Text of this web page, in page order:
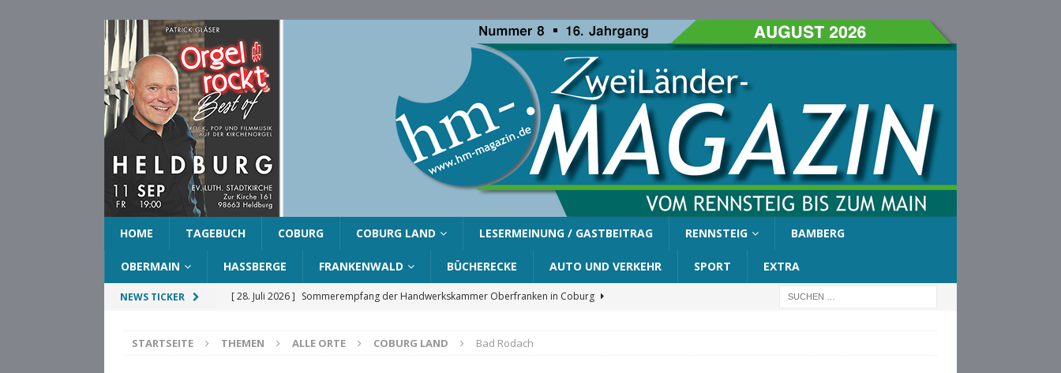
HOME TAGEBUCH COBURG COBURG LAND LESERMEINUNG / GASTBEITRAG RENNSTEIG BAMBERG
OBERMAIN HASSBERGE FRANKENWALD BÜCHERECKE AUTO UND VERKEHR SPORT EXTRA
NEWS TICKER [ 28. Juli 2026 ] Sommerempfang der Handwerkskammer Oberfranken in Coburg
[ 28. Juli 2026 ] Ehrenring der Gemeinde Ahorn für Silvia Finzel
AHORN
STARTSEITE THEMEN ALLE ORTE COBURG LAND Bad Rodach